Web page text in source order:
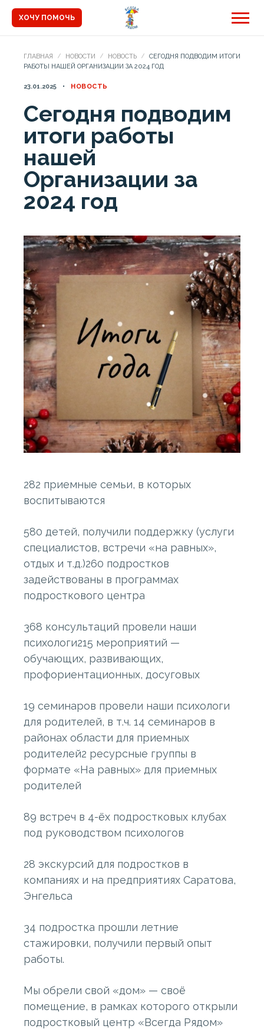
ХОЧУ ПОМОЧЬ
ГЛАВНАЯ НОВОСТИ НОВОСТЬ
СЕГОДНЯ ПОДВОДИМ ИТОГИ
РАБОТЫ НАШЕЙ ОРГАНИЗАЦИИ ЗА 2024 ГОД
23.01.2025 НОВОСТЬ
Сегодня подводим
итоги работы
нашей
Организации за
2024 год
282 приемные семьи, в которых
воспитываются
580 детей, получили поддержку (услуги
специалистов, встречи «на равных»,
отдых и т.д.)260 подростков
задействованы в программах
подросткового центра
368 консультаций провели наши
психологи215 мероприятий —
обучающих, развивающих,
профориентационных, досуговых
19 семинаров провели наши психологи
для родителей, в т.ч. 14 семинаров в
районах области для приемных
родителей2 ресурсные группы в
формате «На равных» для приемных
родителей
89 встреч в 4-ёх подростковых клубах
под руководством психологов
28 экскурсий для подростков в
компаниях и на предприятиях Саратова,
Энгельса
34 подростка прошли летние
стажировки, получили первый опыт
работы.
Мы обрели свой «дом» — своё
помещение, в рамках которого открыли
подростковый центр «Всегда Рядом»